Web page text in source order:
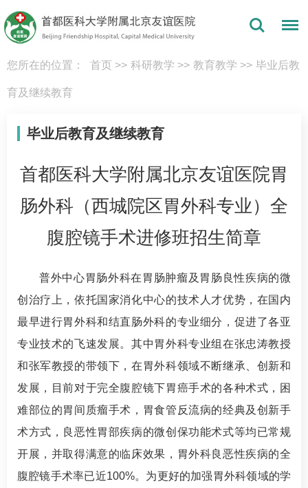
您所在的位置： 首页 >> 科研教学 >> 教育教学 >> 毕业后教
育及继续教育
毕业后教育及继续教育
首都医科大学附属北京友谊医院胃
肠外科（西城院区胃外科专业）全
腹腔镜手术进修班招生简章
普外中心胃肠外科在胃肠肿瘤及胃肠良性疾病的微
创治疗上，依托国家消化中心的技术人才优势，在国内
最早进行胃外科和结直肠外科的专业细分，促进了各亚
专业技术的飞速发展。其中胃外科专业组在张忠涛教授
和张军教授的带领下，在胃外科领域不断继承、创新和
发展，目前对于完全腹腔镜下胃癌手术的各种术式，困
难部位的胃间质瘤手术，胃食管反流病的经典及创新手
术方式，良恶性胃部疾病的微创保功能术式等均已常规
开展，并取得满意的临床效果，胃外科良恶性疾病的全
腹腔镜手术率已近100%。为更好的加强胃外科领域的学